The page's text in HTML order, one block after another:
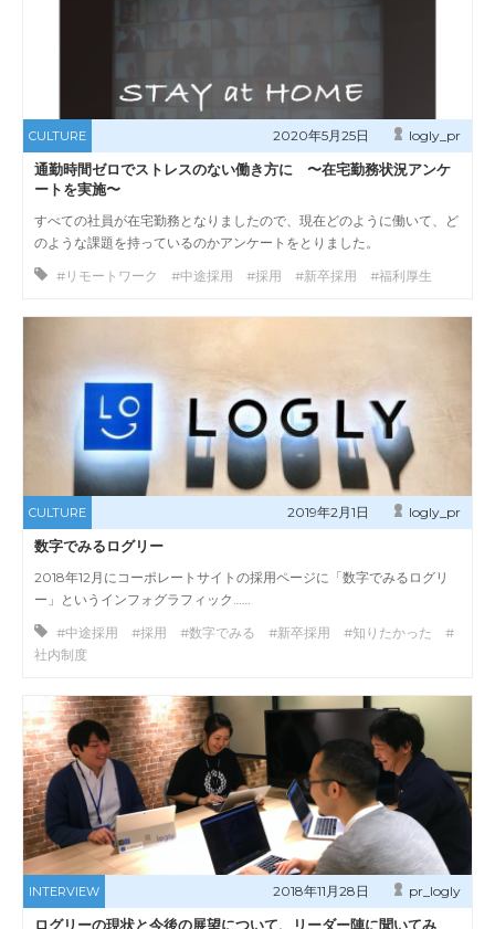
CULTURE 2020年5月25日 logly_pr
通勤時間ゼロでストレスのない働き方に 〜在宅勤務状況アンケ
ートを実施〜
すべての社員が在宅勤務となりましたので、現在どのように働いて、ど
のような課題を持っているのかアンケートをとりました。
#リモートワーク #中途採用 #採用 #新卒採用 #福利厚生
CULTURE 2019年2月1日 logly_pr
数字でみるログリー
2018年12月にコーポレートサイトの採用ページに「数字でみるログリ
ー」というインフォグラフィック……
#中途採用 #採用 #数字でみる #新卒採用 #知りたかった #
社内制度
INTERVIEW 2018年11月28日 pr_logly
ログリーの現状と今後の展望について、リーダー陣に聞いてみ